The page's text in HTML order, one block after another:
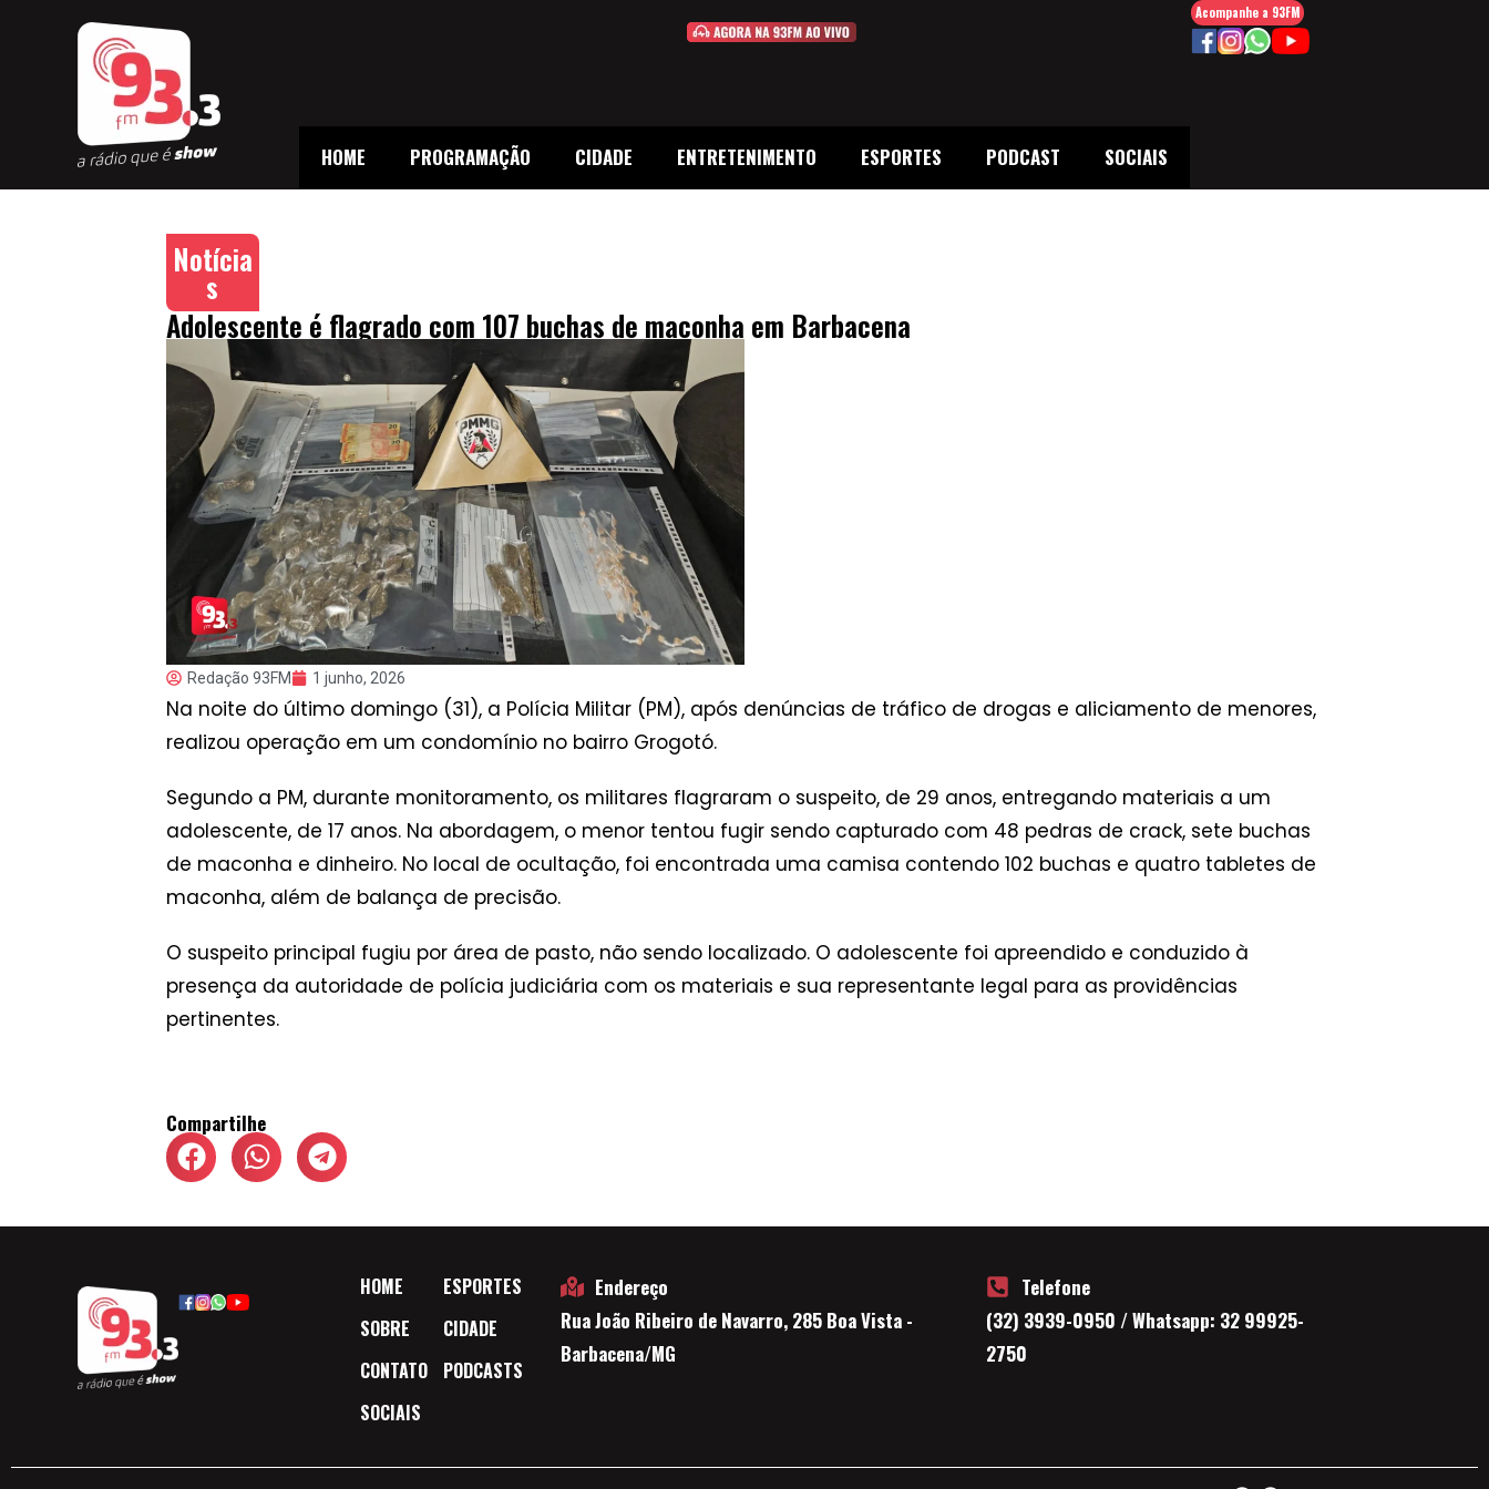
HOME PROGRAMAÇÃO CIDADE ENTRETENIMENTO ESPORTES PODCAST SOCIAIS
Acompanhe a 93FM
Notícia
s
Adolescente é flagrado com 107 buchas de maconha em Barbacena
Redação 93FM 1 junho, 2026
Na noite do último domingo (31), a Polícia Militar (PM), após denúncias de tráfico de drogas e aliciamento de menores,
realizou operação em um condomínio no bairro Grogotó.
Segundo a PM, durante monitoramento, os militares flagraram o suspeito, de 29 anos, entregando materiais a um
adolescente, de 17 anos. Na abordagem, o menor tentou fugir sendo capturado com 48 pedras de crack, sete buchas
de maconha e dinheiro. No local de ocultação, foi encontrada uma camisa contendo 102 buchas e quatro tabletes de
maconha, além de balança de precisão.
O suspeito principal fugiu por área de pasto, não sendo localizado. O adolescente foi apreendido e conduzido à
presença da autoridade de polícia judiciária com os materiais e sua representante legal para as providências
pertinentes.
Compartilhe
HOME
SOBRE
CONTATO
SOCIAIS
ESPORTES
CIDADE
PODCASTS
Endereço
Rua João Ribeiro de Navarro, 285 Boa Vista -
Barbacena/MG
Telefone
(32) 3939-0950 / Whatsapp: 32 99925-
2750